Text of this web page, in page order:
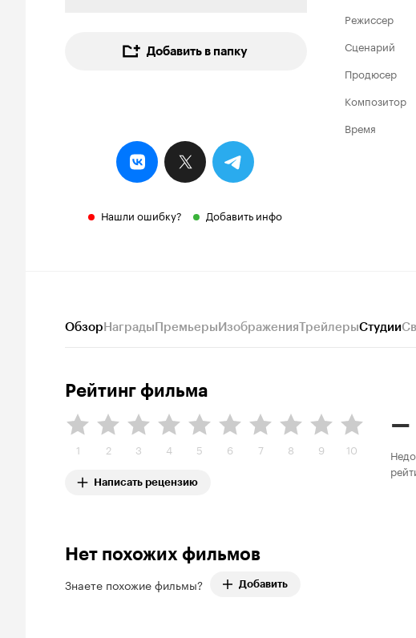
Добавить в папку
Нашли ошибку? Добавить инфо
Режиссер
Сценарий
Продюсер
Композитор
Время
ОбзорНаградыПремьерыИзображенияТрейлерыСтудии
Рейтинг фильма
1 2 3 4 5 6 7 8 9 10
Написать рецензию
–
Нет похожих фильмов
Знаете похожие фильмы? Добавить